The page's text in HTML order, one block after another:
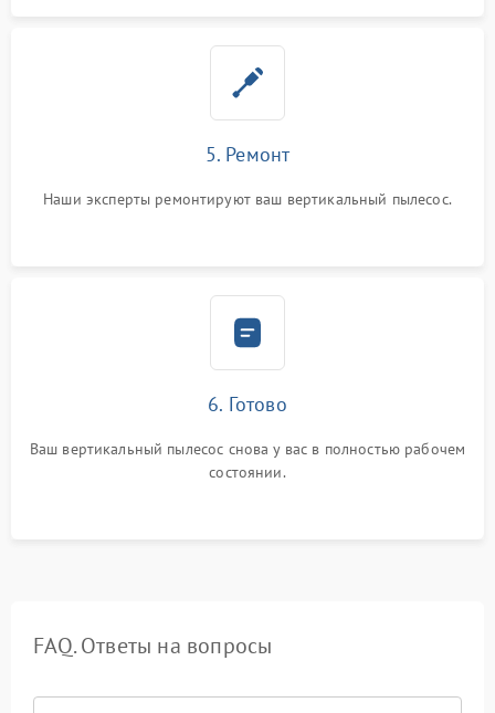
5. Ремонт
Наши эксперты ремонтируют ваш вертикальный пылесос.
6. Готово
Ваш вертикальный пылесос снова у вас в полностью рабочем
состоянии.
FAQ. Ответы на вопросы